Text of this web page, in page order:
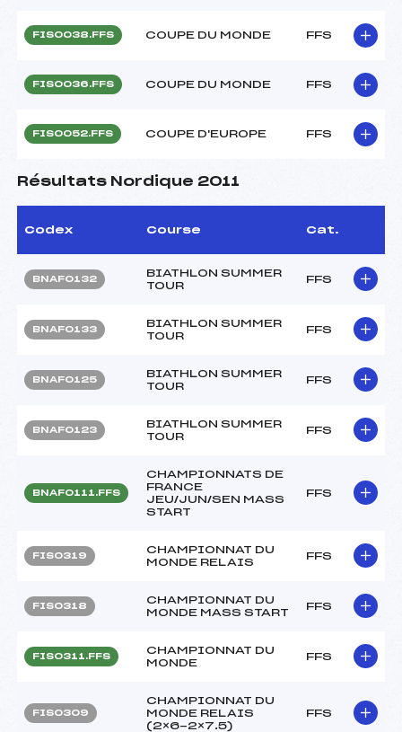
FIS0038.FFS COUPE DU MONDE FFS
FIS0036.FFS COUPE DU MONDE FFS
FIS0052.FFS COUPE D'EUROPE FFS
Résultats Nordique 2011
Codex Course Cat.
BNAF0132
BIATHLON SUMMER
TOUR
FFS
BNAF0133
BIATHLON SUMMER
TOUR
FFS
BNAF0125
BIATHLON SUMMER
TOUR
FFS
BNAF0123
BIATHLON SUMMER
TOUR
FFS
BNAF0111.FFS
CHAMPIONNATS DE
FRANCE
JEU/JUN/SEN MASS
START
FFS
FIS0319
CHAMPIONNAT DU
MONDE RELAIS
FFS
FIS0318
CHAMPIONNAT DU
MONDE MASS START
FFS
FIS0311.FFS
CHAMPIONNAT DU
MONDE
FFS
FIS0309
CHAMPIONNAT DU
MONDE RELAIS
(2×6-2×7.5)
FFS